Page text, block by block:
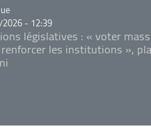
- 12:39
législatives : « voter
les institutions »,